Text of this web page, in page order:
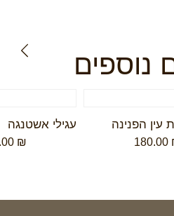
נוספים
עין הפנינה
180.00
₪